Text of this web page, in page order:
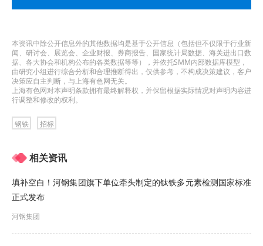
生产型注册资金：200.0（万元）及以上
3.4 本次招标要求投标人须具备如下业绩要求：
提供一份钢材类产品供货合同及发票。
3.5 本次招标要求投标人须具备如下能力要求、财务
要求和其他要求：
财务要求：详见附件（如有需要）
其他要求：详见附件（如有需要）
本资讯中除公开信息外的其他数据均是基于公开信息（包括但不仅限于行业新
闻、研讨会、展览会、企业财报、券商报告、国家统计局数据、海关进出口数
据、各大协会和机构公布的各类数据等等），并依托SMM内部数据库模型，
由研究小组进行综合分析和合理推断得出，仅供参考，不构成决策建议，客户
决策应自主判断，与上海有色网无关。
上海有色网对本声明条款拥有最终解释权，并保留根据实际情况对声明内容进
行调整和修改的权利。
钢铁 招标
相关资讯
填补空白！河钢集团旗下单位牵头制定的钛铁多元素检测国家标准
正式发布
河钢集团